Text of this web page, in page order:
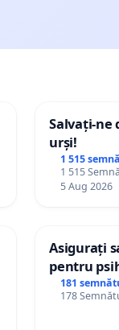
Salvați-ne
urși!
1 515
1 515
5 Aug 2026
Asigurați
pentru
spitale
181
178